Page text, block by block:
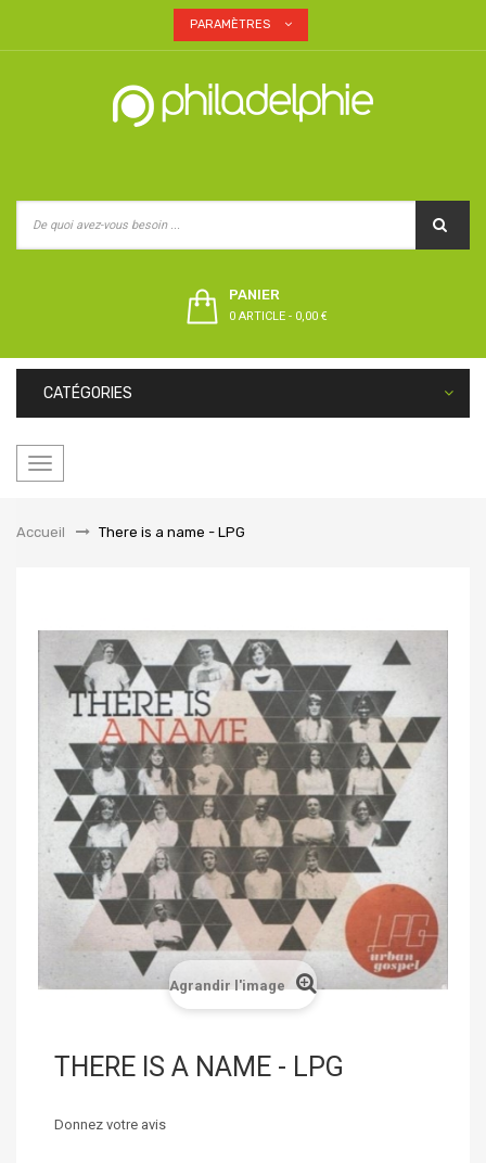
PARAMÈTRES
PANIER
0 ARTICLE - 0,00 €
CATÉGORIES
Basculer
Accueil
&gt;There is a name - LPG
Agrandir l'image
THERE IS A NAME - LPG
Donnez votre avis